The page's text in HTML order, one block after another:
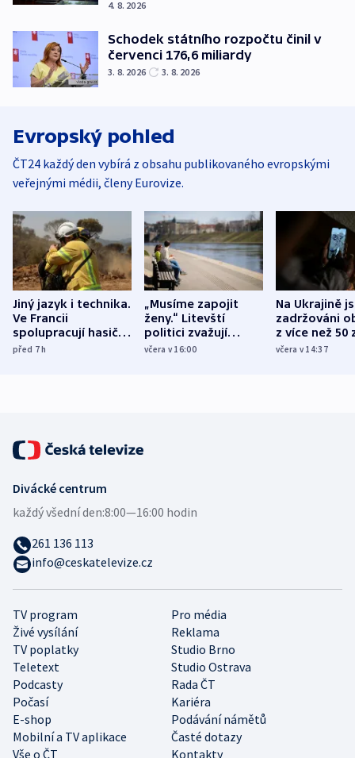
4. 8. 2026
Schodek státního rozpočtu činil v
červenci 176,6 miliardy
3. 8. 2026 3. 8. 2026
Evropský pohled
ČT24 každý den vybírá z obsahu publikovaného evropskými
veřejnými médii, členy Eurovize.
Jiný jazyk i technika.
Ve Francii
spolupracují hasiči z
různých zemí
před 7h
„Musíme zapojit
ženy.“ Litevští
politici zvažují
dohodu o
včera v 16:00
Na Ukrajině
zadržováni
z více než 50
Bojovali na
včera v 14:37
TV program
Pro média
Živé vysílání
Reklama
TV poplatky
Studio Brno
Teletext
Studio Ostrava
Podcasty
Rada ČT
Počasí
Kariéra
E-shop
Podávání námětů
Mobilní a TV aplikace
Časté dotazy
Vše o ČT
Kontakty
Divácké centrum
každý všední den:8:00—16:00 hodin
261 136 113
info@ceskatelevize.cz